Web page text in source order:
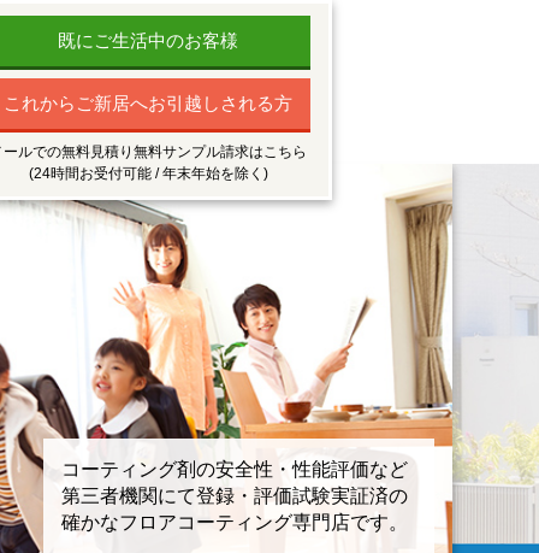
既にご生活中のお客様
これからご新居へお引越しされる方
ールでの無料見積り無料サンプル請求はこちら
(24時間お受付可能 / 年末年始を除く)
コーティング剤の安全性・性能評価など
第三者機関にて登録・評価試験実証済の
確かなフロアコーティング専門店です。